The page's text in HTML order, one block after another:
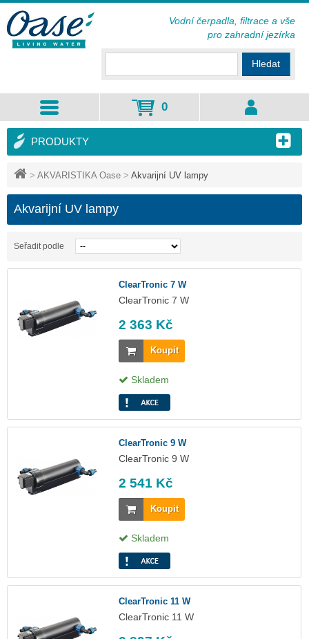
> AKVARISTIKA Oase > Akvarijní UV lampy
Akvarijní UV lampy
Seřadit podle
ClearTronic 7 W
ClearTronic 7 W
2 363 Kč
Koupit
Skladem
ClearTronic 9 W
ClearTronic 9 W
2 541 Kč
Koupit
Skladem
ClearTronic 11 W
ClearTronic 11 W
PRODUKTY
Hledat
0
Vodní čerpadla, filtrace a vše
pro zahradní jezírka